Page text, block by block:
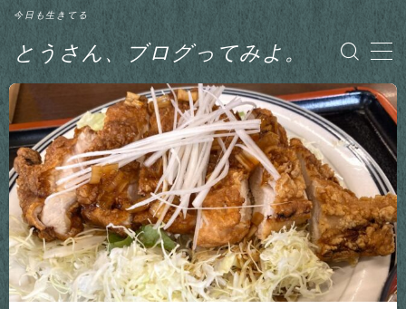
とうさん、ブログってみよ。
今日も生きてる
MENU
グルメ
日記
釣り